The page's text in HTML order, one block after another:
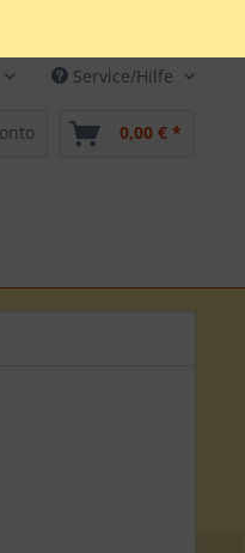
Deutsch Service/Hilfe
0,00 € *